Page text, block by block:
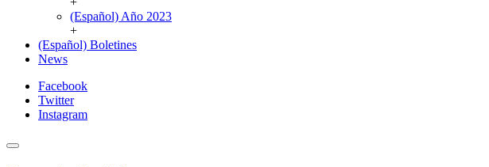
(Español) Año 2023
+
(Español) Boletines
News
Facebook
Twitter
Instagram